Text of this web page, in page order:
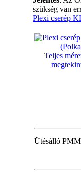
szükség van
Plexi cserép
Teljes
Ütésálló